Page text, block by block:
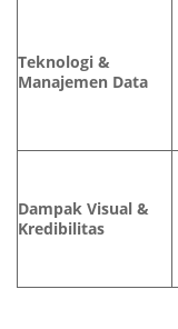
Teknologi &
Manajemen Data
Dampak Visual &
Kredibilitas